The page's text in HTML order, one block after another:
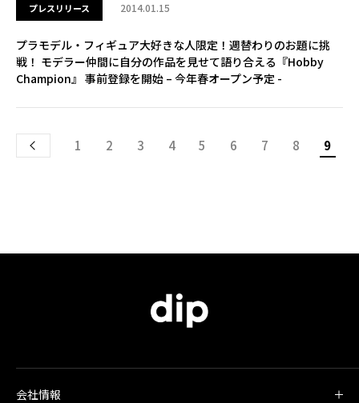
プレスリリース 2014.01.15
プラモデル・フィギュア大好きな人限定！週替わりのお題に挑
戦！ モデラー仲間に自分の作品を見せて語り合える『Hobby
Champion』 事前登録を開始 – 今年春オープン予定 -
1 2 3 4 5 6 7 8 9
会社情報